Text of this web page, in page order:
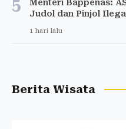
5
Menteri Bappenas:
Judol dan Pinjol
1 hari lalu
Berita Wisata